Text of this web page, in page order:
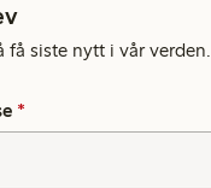
få siste nytt i vår verden.
*